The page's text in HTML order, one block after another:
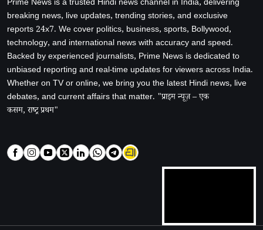
Prime News is a trusted Hindi news channel in India, delivering
breaking news, live updates, trending stories, and exclusive
reports 24x7. We cover politics, business, sports, Bollywood,
technology, and international news with accuracy and speed.
Backed by experienced journalists, Prime News is dedicated to
unbiased reporting and real-time updates for viewers across India.
Whether on TV or online, we bring you the latest Hindi news, live
debates, and current affairs that matter. "प्राइम न्यूज़ – एक
कसम, राष्ट्र प्रथम"